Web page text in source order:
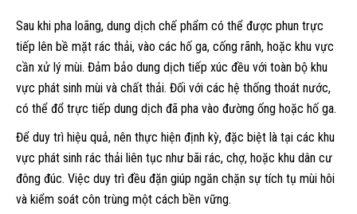
Sau khi pha loãng, dung dịch chế phẩm có thể được phun trực
tiếp lên bề mặt rác thải, vào các hố ga, cống rãnh, hoặc khu vực
cần xử lý mùi. Đảm bảo dung dịch tiếp xúc đều với toàn bộ khu
vực phát sinh mùi và chất thải. Đối với các hệ thống thoát nước,
có thể đổ trực tiếp dung dịch đã pha vào đường ống hoặc hố ga.
Để duy trì hiệu quả, nên thực hiện định kỳ, đặc biệt là tại các khu
vực phát sinh rác thải liên tục như bãi rác, chợ, hoặc khu dân cư
đông đúc. Việc duy trì đều đặn giúp ngăn chặn sự tích tụ mùi hôi
và kiểm soát côn trùng một cách bền vững.